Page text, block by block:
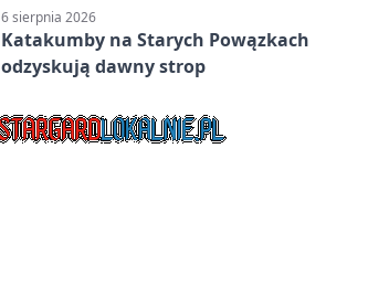
6 sierpnia 2026
Katakumby na Starych Powązkach
odzyskują dawny strop